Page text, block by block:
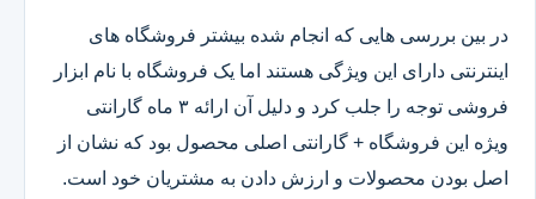
در بین بررسی هایی که انجام شده بیشتر فروشگاه های
اینترنتی دارای این ویژگی هستند اما یک فروشگاه با نام ابزار
فروشی توجه را جلب کرد و دلیل آن ارائه ۳ ماه گارانتی
ویژه این فروشگاه + گارانتی اصلی محصول بود که نشان از
اصل بودن محصولات و ارزش دادن به مشتریان خود است.